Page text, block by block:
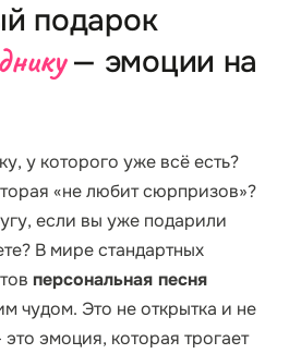
подарок
— эмоции на
у которого уже всё есть?
«не любит сюрпризов»?
если вы уже подарили
В мире стандартных
персональная песня
чудом. Это не открытка и не
эмоция, которая трогает